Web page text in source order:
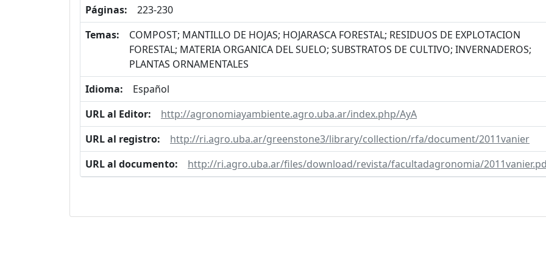
Páginas:
223-230
Temas:
COMPOST; MANTILLO DE HOJAS; HOJARASCA FORESTAL; RESIDUOS DE EXPLOTACION
FORESTAL; MATERIA ORGANICA DEL SUELO; SUBSTRATOS DE CULTIVO; INVERNADEROS;
PLANTAS ORNAMENTALES
Idioma:
Español
URL al Editor:
http://agronomiayambiente.agro.uba.ar/index.php/AyA
URL al registro:
http://ri.agro.uba.ar/greenstone3/library/collection/rfa/document/2011vanier
URL al documento:
http://ri.agro.uba.ar/files/download/revista/facultadagronomia/